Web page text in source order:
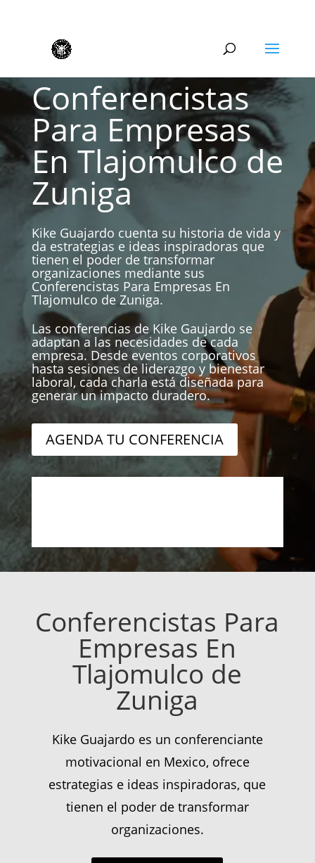
Conferencistas
Para Empresas
En Tlajomulco de
Zuniga
Kike Guajardo cuenta su historia de vida y
da estrategias e ideas inspiradoras que
tienen el poder de transformar
organizaciones mediante sus
Conferencistas Para Empresas En
Tlajomulco de Zuniga.
Las conferencias de Kike Gaujardo se
adaptan a las necesidades de cada
empresa. Desde eventos corporativos
hasta sesiones de liderazgo y bienestar
laboral, cada charla está diseñada para
generar un impacto duradero.
AGENDA TU CONFERENCIA
Conferencistas Para
Empresas En
Tlajomulco de
Zuniga
Kike Guajardo es un conferenciante
motivacional en Mexico, ofrece
estrategias e ideas inspiradoras, que
tienen el poder de transformar
organizaciones.